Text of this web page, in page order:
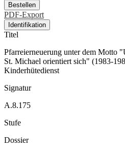
Bestellen
PDF-Export
Identifikation
Titel
Pfarreierneuerung unter dem Motto
St. Michael orientiert sich" (1983-
Kinderhütedienst
Signatur
A.8.175
Stufe
Dossier